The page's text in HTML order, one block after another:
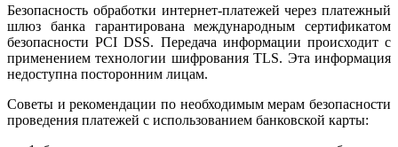
Безопасность обработки интернет-платежей через платежный
шлюз банка гарантирована международным сертификатом
безопасности PCI DSS. Передача информации происходит с
применением технологии шифрования TLS. Эта информация
недоступна посторонним лицам.
Советы и рекомендации по необходимым мерам безопасности
проведения платежей с использованием банковской карты: